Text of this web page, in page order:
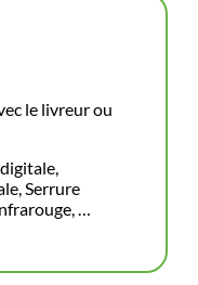
le livreur ou
Serrure
…